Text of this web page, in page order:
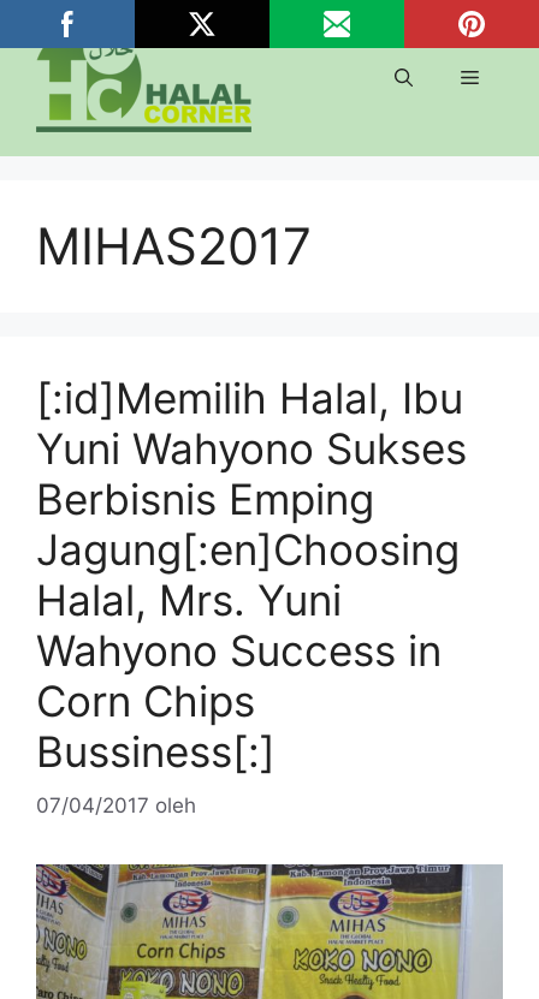
Langsung
ke
Menu
MIHAS2017
[:id]Memilih Halal, Ibu
Yuni Wahyono Sukses
Berbisnis Emping
Jagung[:en]Choosing
Halal, Mrs. Yuni
Wahyono Success in
Corn Chips
Bussiness[:]
07/04/2017 oleh